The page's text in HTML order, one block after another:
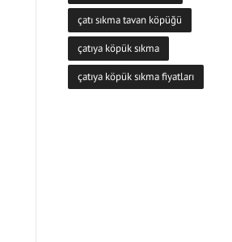
çatı sıkma tavan köpüğü
çatıya köpük sıkma
çatıya köpük sıkma fiyatları